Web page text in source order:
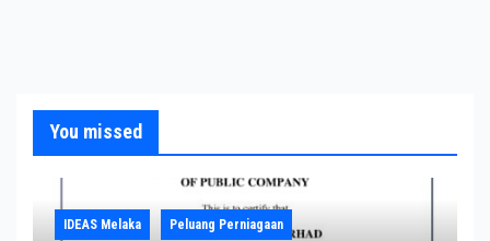
You missed
IDEAS Melaka Peluang Perniagaan